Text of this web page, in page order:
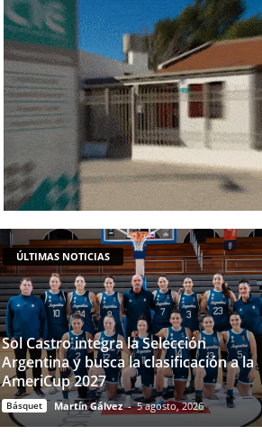
ÚLTIMAS NOTICIAS
Sol Castro integra la Selección
Argentina y busca la clasificación a la
AmeriCup 2027
Básquet Martín Gálvez - 5 agosto, 2026